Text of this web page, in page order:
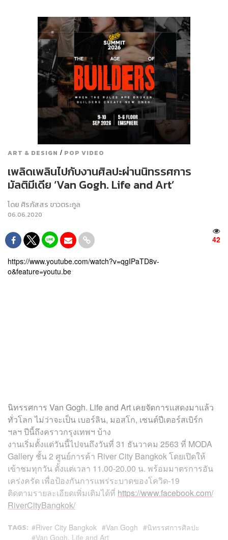
ART & DESIGN / POP VIDEO
เพลิดเพลินไปกับงานศิลปะผ่านนิทรรศการ
มัลติมีเดีย ‘Van Gogh. Life and Art’
โดย ศิรภัสสร ขาวตระกูล
06.06.2020
42
https://www.youtube.com/watch?v=qgIPaTD8v-
o&feature=youtu.be
นิทรรศการ Van Gogh. Life and Art เคยจัดการแสดงมาแล้ว
ทั่วโลก ไม่ว่าจะเป็น เบอร์ลิน, มอสโก, เซนต์ปีเตอร์สเบิร์ก
ฯลฯ ปีนี้ถึงคราวกรุงเทพฯ บ้าง
งานเริ่มตั้งแต่วันนี้ไปจนถึงวันที่ 31 ธันวาคม 2563 ที่ MODA
Gallery ชั้น 2 ศูนย์การค้า River City Bangkok โดยเปิดให้
เข้าชมทุกวัน ตั้งแต่เวลา 11.00-20.00 น. พร้อมมาตรการอัน
เคร่งครัด เพื่อป้องกันการแพร่ระบาดของโควิด-19
ติดตามรายละเอียดเพิ่มเติมได้ที่ https://www.facebook.com/
RiverCityBangkok/
TAGS: River City Bangkok Van Gogh
นิทรรศการศิลปะ
Van Gogh. Life and Art